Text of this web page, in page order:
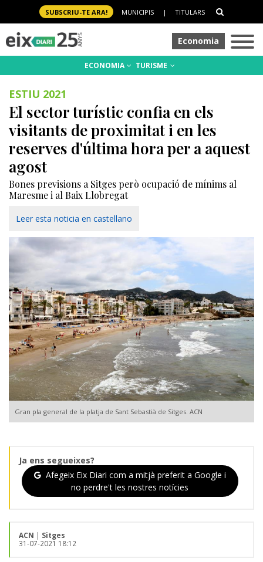
SUBSCRIU-TE ARA! MUNICIPIS | TITULARS
Economia
ECONOMIA TURISME
ESTIU 2021
El sector turístic confia en els
visitants de proximitat i en les
reserves d'última hora per a aquest
agost
Bones previsions a Sitges però ocupació de mínims al
Maresme i al Baix Llobregat
Leer esta noticia en castellano
Gran pla general de la platja de Sant Sebastià de Sitges. ACN
Ja ens segueixes?
Afegeix Eix Diari com a mitjà preferit a Google i
no perdre't les nostres notícies
ACN | Sitges
31-07-2021 18:12